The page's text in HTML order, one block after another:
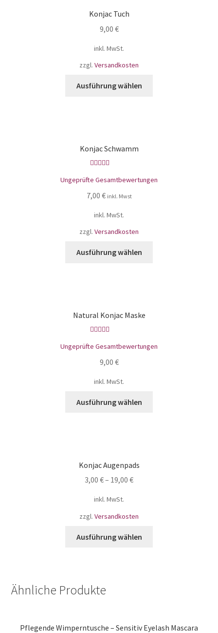
Konjac Tuch
9,00 €
inkl. MwSt.
zzgl. Versandkosten
Ausführung wählen
Konjac Schwamm
5.00von 5
Ungeprüfte Gesamtbewertungen
7,00 € inkl. Mwst
inkl. MwSt.
zzgl. Versandkosten
Ausführung wählen
Natural Konjac Maske
5.00von 5
Ungeprüfte Gesamtbewertungen
9,00 €
inkl. MwSt.
Ausführung wählen
Konjac Augenpads
3,00 €– 19,00 €
inkl. MwSt.
zzgl. Versandkosten
Ausführung wählen
Ähnliche Produkte
Pflegende Wimperntusche – Sensitiv Eyelash Mascara